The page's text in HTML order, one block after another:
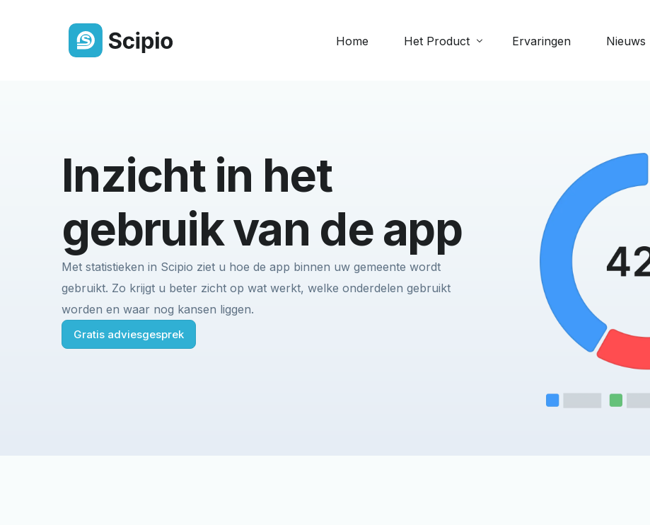
Home Het Product
gemeenteleden
Berichten & Delen
Deel eenvoudig berichten,
bestanden of een oproep
Groepen
Orden leden overzichtelijk in
groepen zoals wijken of teams
Beheer aanwezigheid bij
evenementen
Documenten
Upload en deel bestanden zoals
beleidsstukken of een kerkblad
Bekijk alle
Ervaringen Nieuws
Inzicht in het
gebruik van de app
Met statistieken in Scipio ziet u hoe de app binnen uw gemeente wordt
gebruikt. Zo krijgt u beter zicht op wat werkt, welke onderdelen gebruikt
worden en waar nog kansen liggen.
Gratis adviesgesprek